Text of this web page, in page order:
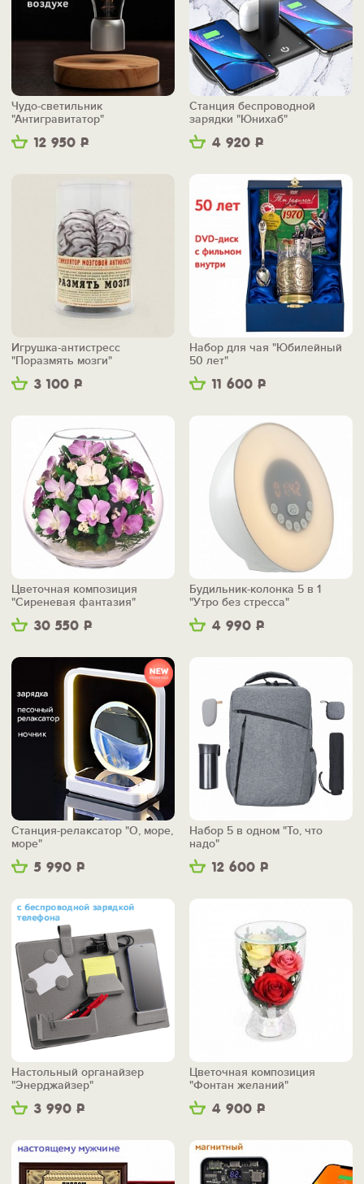
12 950 Р
Чудо-светильник
"Антигравитатор"
4 920 Р
Станция беспроводной
зарядки "Юнихаб"
3 100 Р
Игрушка-антистресс
"Поразмять мозги"
11 600 Р
Набор для чая "Юбилейный
50 лет"
30 550 Р
Цветочная композиция
"Сиреневая фантазия"
4 990 Р
Будильник-колонка 5 в 1
"Утро без стресса"
5 990 Р
Станция-релаксатор "О, море,
море"
12 600 Р
Набор 5 в одном "То, что
надо"
3 990 Р
Настольный органайзер
"Энерджайзер"
4 900 Р
Цветочная композиция
"Фонтан желаний"